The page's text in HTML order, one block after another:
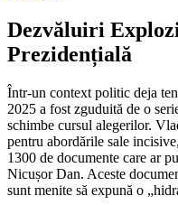
Dezvăluiri
Prezidențială
Într-un context politic deja
2025 a fost zguduită de o
schimbe cursul alegerilor.
pentru abordările sale
1300 de documente care ar
Nicușor Dan. Aceste
sunt menite să expună o